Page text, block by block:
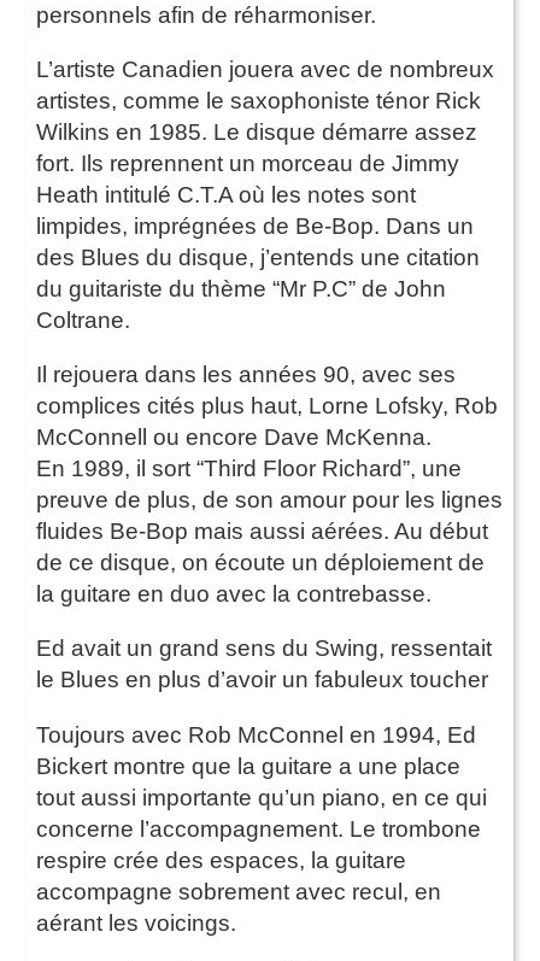
personnels afin de réharmoniser.
L’artiste Canadien jouera avec de nombreux
artistes, comme le saxophoniste ténor Rick
Wilkins en 1985. Le disque démarre assez
fort. Ils reprennent un morceau de Jimmy
Heath intitulé C.T.A où les notes sont
limpides, imprégnées de Be-Bop. Dans un
des Blues du disque, j’entends une citation
du guitariste du thème “Mr P.C” de John
Coltrane.
Il rejouera dans les années 90, avec ses
complices cités plus haut, Lorne Lofsky, Rob
McConnell ou encore Dave McKenna.
En 1989, il sort “Third Floor Richard”, une
preuve de plus, de son amour pour les lignes
fluides Be-Bop mais aussi aérées. Au début
de ce disque, on écoute un déploiement de
la guitare en duo avec la contrebasse.
Ed avait un grand sens du Swing, ressentait
le Blues en plus d’avoir un fabuleux toucher
Toujours avec Rob McConnel en 1994, Ed
Bickert montre que la guitare a une place
tout aussi importante qu’un piano, en ce qui
concerne l’accompagnement. Le trombone
respire crée des espaces, la guitare
accompagne sobrement avec recul, en
aérant les voicings.